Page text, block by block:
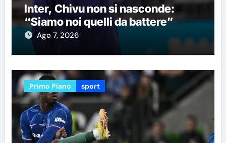
Inter, Chivu non si nasconde:
“Siamo noi quelli da battere”
Ago 7, 2026
Primo Piano sport